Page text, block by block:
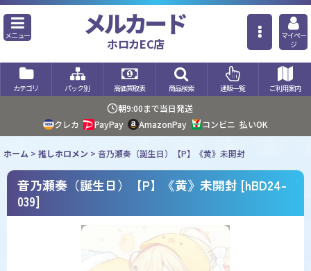
メニュー メルカード
ホロカEC店
マイペー
ジ
カテゴリ パック別 高価買取表 商品検索 通販一覧 ご利用案内
朝9:00まで当日発送
クレカ
PayPay AmazonPay コンビニ 払いOK
ホーム > 推しホロメン > 音乃瀬奏（誕生日）【P】《黄》未開封
音乃瀬奏（誕生日）【P】《黄》未開封 [hBD24-
039]